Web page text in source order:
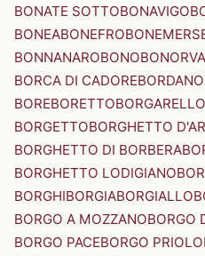
BONATE SOTTOBONAVIGO
BONEABONEFRO
BONNANAROBONOBONORVA
BORCA DI CADOREBORDANO
BOREBORETTOBORGARELLO
BORGETTOBORGHETTO
BORGHETTO DI BORBERA
BORGHETTO LODIGIANO
BORGHIBORGIABORGIALLO
BORGO A MOZZANOBORGO
BORGO PACEBORGO PRIOLO